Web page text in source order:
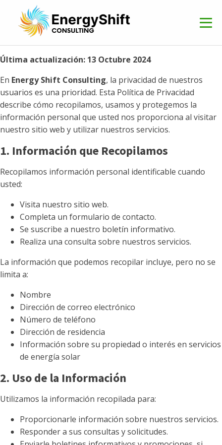
Última actualización: 13 Octubre 2024
En Energy Shift Consulting, la privacidad de nuestros
usuarios es una prioridad. Esta Política de Privacidad
describe cómo recopilamos, usamos y protegemos la
información personal que usted nos proporciona al visitar
nuestro sitio web y utilizar nuestros servicios.
1. Información que Recopilamos
Recopilamos información personal identificable cuando
usted:
Visita nuestro sitio web.
Completa un formulario de contacto.
Se suscribe a nuestro boletín informativo.
Realiza una consulta sobre nuestros servicios.
La información que podemos recopilar incluye, pero no se
limita a:
Nombre
Dirección de correo electrónico
Número de teléfono
Dirección de residencia
Información sobre su propiedad o interés en servicios
de energía solar
2. Uso de la Información
Utilizamos la información recopilada para:
Proporcionarle información sobre nuestros servicios.
Responder a sus consultas y solicitudes.